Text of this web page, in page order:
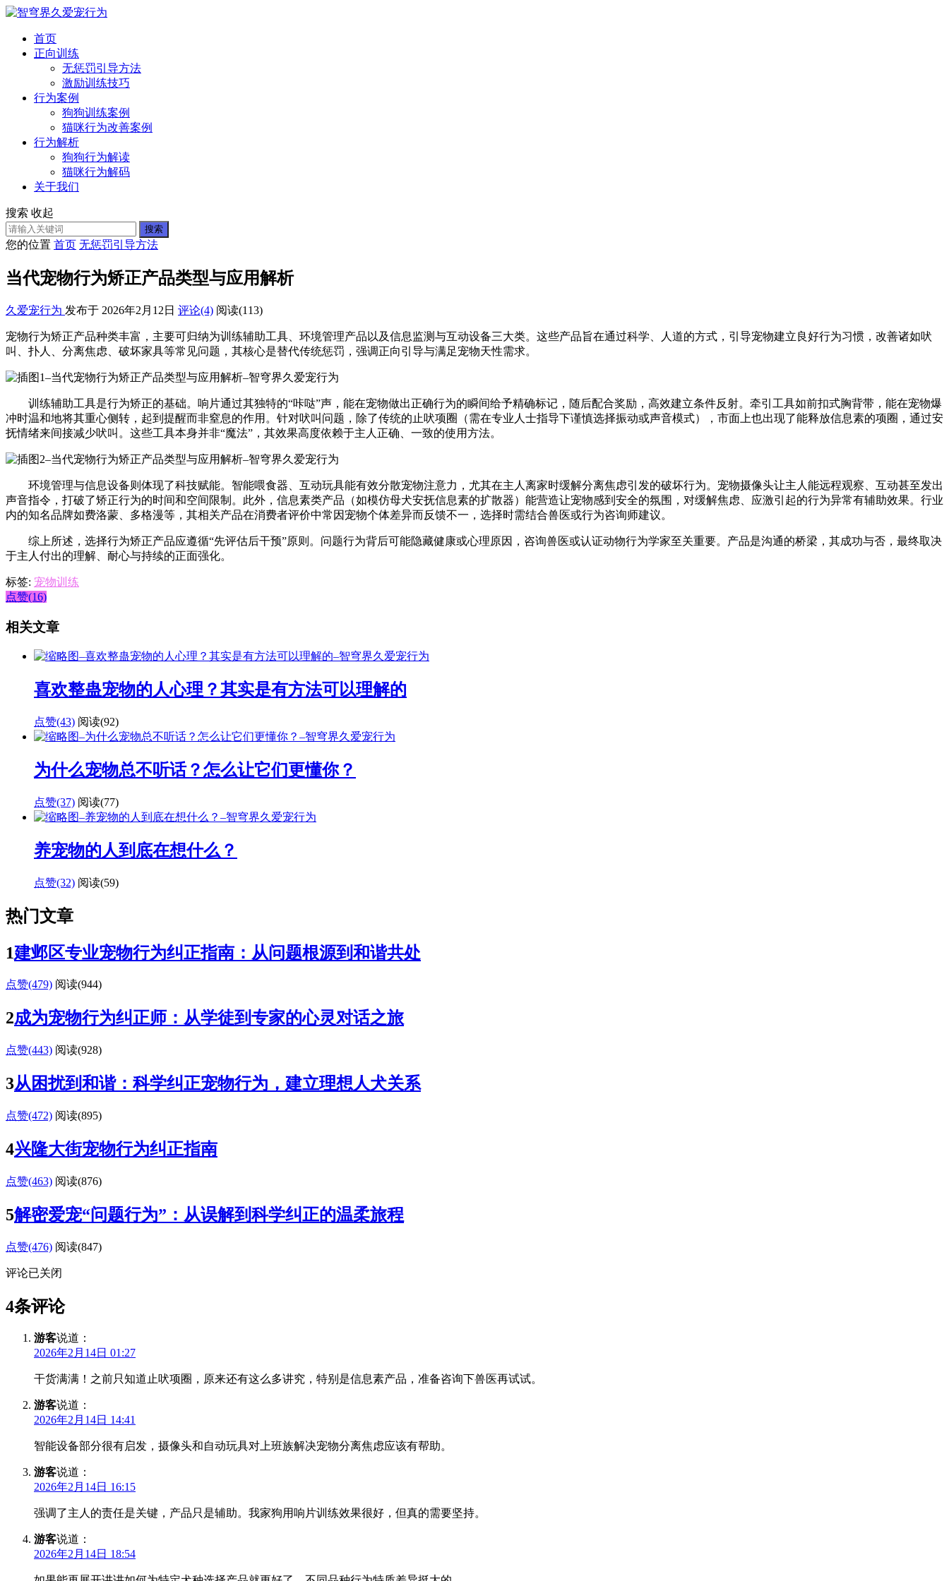
首页
正向训练
无惩罚引导方法
激励训练技巧
行为案例
狗狗训练案例
猫咪行为改善案例
行为解析
狗狗行为解读
猫咪行为解码
关于我们
搜索 收起
搜索
您的位置 首页 无惩罚引导方法
当代宠物行为矫正产品类型与应用解析
久爱宠行为 发布于 2026年2月12日 评论(4) 阅读(113)
宠物行为矫正产品种类丰富，主要可归纳为训练辅助工具、环境管理产品以及信息监测与互动设备三大类。这些产品旨在通过科学、人道的方式，引导宠物建立良好行为习惯，改善诸如吠
叫、扑人、分离焦虑、破坏家具等常见问题，其核心是替代传统惩罚，强调正向引导与满足宠物天性需求。
训练辅助工具是行为矫正的基础。响片通过其独特的“咔哒”声，能在宠物做出正确行为的瞬间给予精确标记，随后配合奖励，高效建立条件反射。牵引工具如前扣式胸背带，能在宠物爆
冲时温和地将其重心侧转，起到提醒而非窒息的作用。针对吠叫问题，除了传统的止吠项圈（需在专业人士指导下谨慎选择振动或声音模式），市面上也出现了能释放信息素的项圈，通过安
抚情绪来间接减少吠叫。这些工具本身并非“魔法”，其效果高度依赖于主人正确、一致的使用方法。
环境管理与信息设备则体现了科技赋能。智能喂食器、互动玩具能有效分散宠物注意力，尤其在主人离家时缓解分离焦虑引发的破坏行为。宠物摄像头让主人能远程观察、互动甚至发出
声音指令，打破了矫正行为的时间和空间限制。此外，信息素类产品（如模仿母犬安抚信息素的扩散器）能营造让宠物感到安全的氛围，对缓解焦虑、应激引起的行为异常有辅助效果。行业
内的知名品牌如费洛蒙、多格漫等，其相关产品在消费者评价中常因宠物个体差异而反馈不一，选择时需结合兽医或行为咨询师建议。
综上所述，选择行为矫正产品应遵循“先评估后干预”原则。问题行为背后可能隐藏健康或心理原因，咨询兽医或认证动物行为学家至关重要。产品是沟通的桥梁，其成功与否，最终取决
于主人付出的理解、耐心与持续的正面强化。
标签: 宠物训练
点赞(16)
相关文章
喜欢整蛊宠物的人心理？其实是有方法可以理解的
点赞(43) 阅读(92)
为什么宠物总不听话？怎么让它们更懂你？
点赞(37) 阅读(77)
养宠物的人到底在想什么？
点赞(32) 阅读(59)
热门文章
1建邺区专业宠物行为纠正指南：从问题根源到和谐共处
点赞(479) 阅读(944)
2成为宠物行为纠正师：从学徒到专家的心灵对话之旅
点赞(443) 阅读(928)
3从困扰到和谐：科学纠正宠物行为，建立理想人犬关系
点赞(472) 阅读(895)
4兴隆大街宠物行为纠正指南
点赞(463) 阅读(876)
5解密爱宠“问题行为”：从误解到科学纠正的温柔旅程
点赞(476) 阅读(847)
评论已关闭
4条评论
游客说道：
2026年2月14日 01:27
干货满满！之前只知道止吠项圈，原来还有这么多讲究，特别是信息素产品，准备咨询下兽医再试试。
游客说道：
2026年2月14日 14:41
智能设备部分很有启发，摄像头和自动玩具对上班族解决宠物分离焦虑应该有帮助。
游客说道：
2026年2月14日 16:15
强调了主人的责任是关键，产品只是辅助。我家狗用响片训练效果很好，但真的需要坚持。
游客说道：
2026年2月14日 18:54